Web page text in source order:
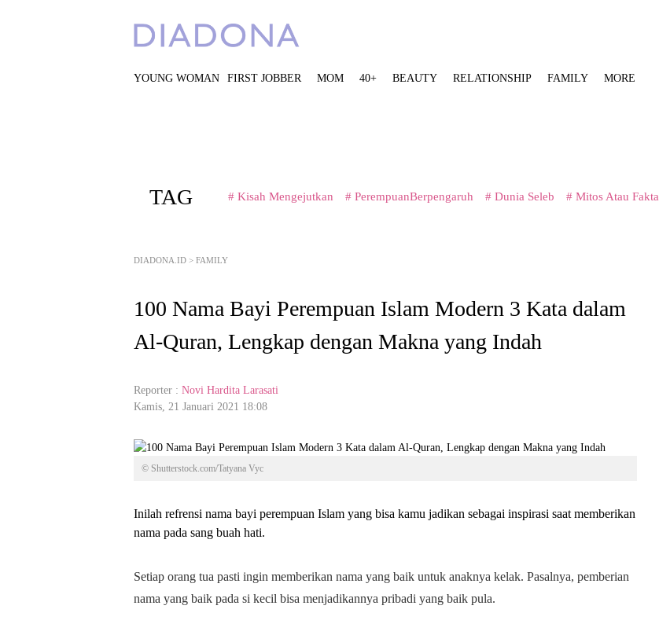
YOUNG WOMAN FIRST JOBBER MOM 40+ BEAUTY RELATIONSHIP FAMILY MORE
TAG # Kisah Mengejutkan # PerempuanBerpengaruh # Dunia Seleb # Mitos Atau Fakta
DIADONA.ID > FAMILY
100 Nama Bayi Perempuan Islam Modern 3 Kata dalam
Al-Quran, Lengkap dengan Makna yang Indah
Reporter : Novi Hardita Larasati
Kamis, 21 Januari 2021 18:08
© Shutterstock.com/Tatyana Vyc
Inilah refrensi nama bayi perempuan Islam yang bisa kamu jadikan sebagai inspirasi saat memberikan
nama pada sang buah hati.
Setiap orang tua pasti ingin memberikan nama yang baik untuk anaknya kelak. Pasalnya, pemberian
nama yang baik pada si kecil bisa menjadikannya pribadi yang baik pula.